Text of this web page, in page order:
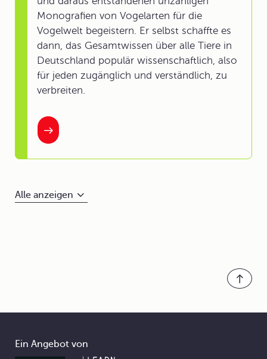
Monografien von Vogelarten für die
Vogelwelt begeistern. Er selbst schaffte es
dann, das Gesamtwissen über alle Tiere in
Deutschland populär wissenschaftlich, also
für jeden zugänglich und verständlich, zu
verbreiten.
Alle anzeigen
Ein Angebot von